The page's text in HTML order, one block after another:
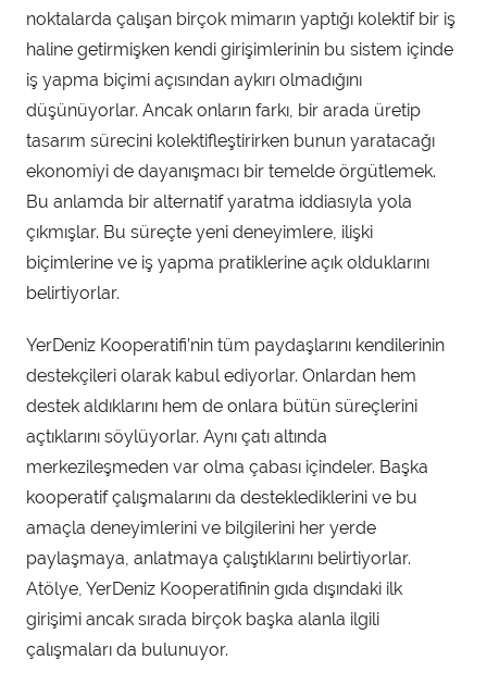
noktalarda çalışan birçok mimarın yaptığı kolektif bir iş
haline getirmişken kendi girişimlerinin bu sistem içinde
iş yapma biçimi açısından aykırı olmadığını
düşünüyorlar. Ancak onların farkı, bir arada üretip
tasarım sürecini kolektifleştirirken bunun yaratacağı
ekonomiyi de dayanışmacı bir temelde örgütlemek.
Bu anlamda bir alternatif yaratma iddiasıyla yola
çıkmışlar. Bu süreçte yeni deneyimlere, ilişki
biçimlerine ve iş yapma pratiklerine açık olduklarını
belirtiyorlar.
YerDeniz Kooperatifi’nin tüm paydaşlarını kendilerinin
destekçileri olarak kabul ediyorlar. Onlardan hem
destek aldıklarını hem de onlara bütün süreçlerini
açtıklarını söylüyorlar. Aynı çatı altında
merkezileşmeden var olma çabası içindeler. Başka
kooperatif çalışmalarını da desteklediklerini ve bu
amaçla deneyimlerini ve bilgilerini her yerde
paylaşmaya, anlatmaya çalıştıklarını belirtiyorlar.
Atölye, YerDeniz Kooperatifinin gıda dışındaki ilk
girişimi ancak sırada birçok başka alanla ilgili
çalışmaları da bulunuyor.